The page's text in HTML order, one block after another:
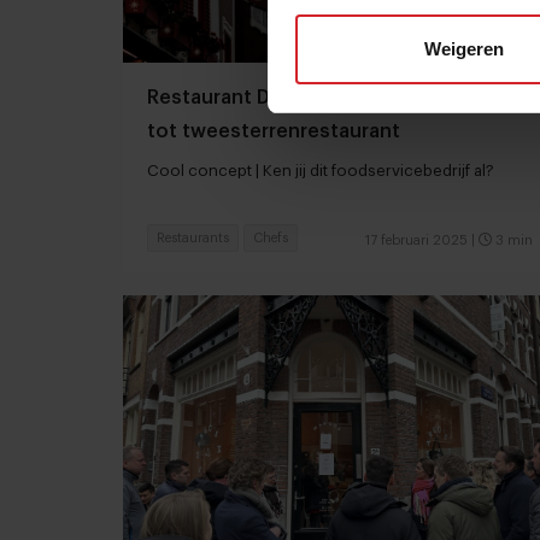
Weigeren
Restaurant Döllerer’s reis van herberg
tot tweesterrenrestaurant
Cool concept | Ken jij dit foodservicebedrijf al?
17 februari 2025 3 min
Restaurants Chefs